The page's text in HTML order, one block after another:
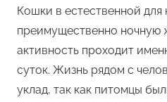
Кошки в естественной для
преимущественно ночную
активность проходит
суток. Жизнь рядом с
уклад, так как питомцы